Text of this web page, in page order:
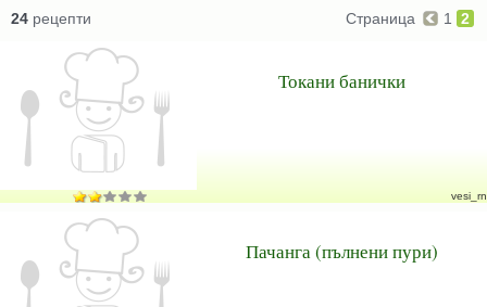
24 рецепти Страница 1 2
Токани банички
vesi_rn
Пачанга (пълнени пури)